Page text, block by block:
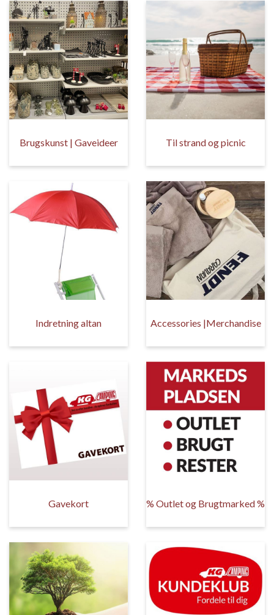
Brugskunst | Gaveideer Til strand og picnic
Indretning altan Accessories |Merchandise
Gavekort % Outlet og Brugtmarked %